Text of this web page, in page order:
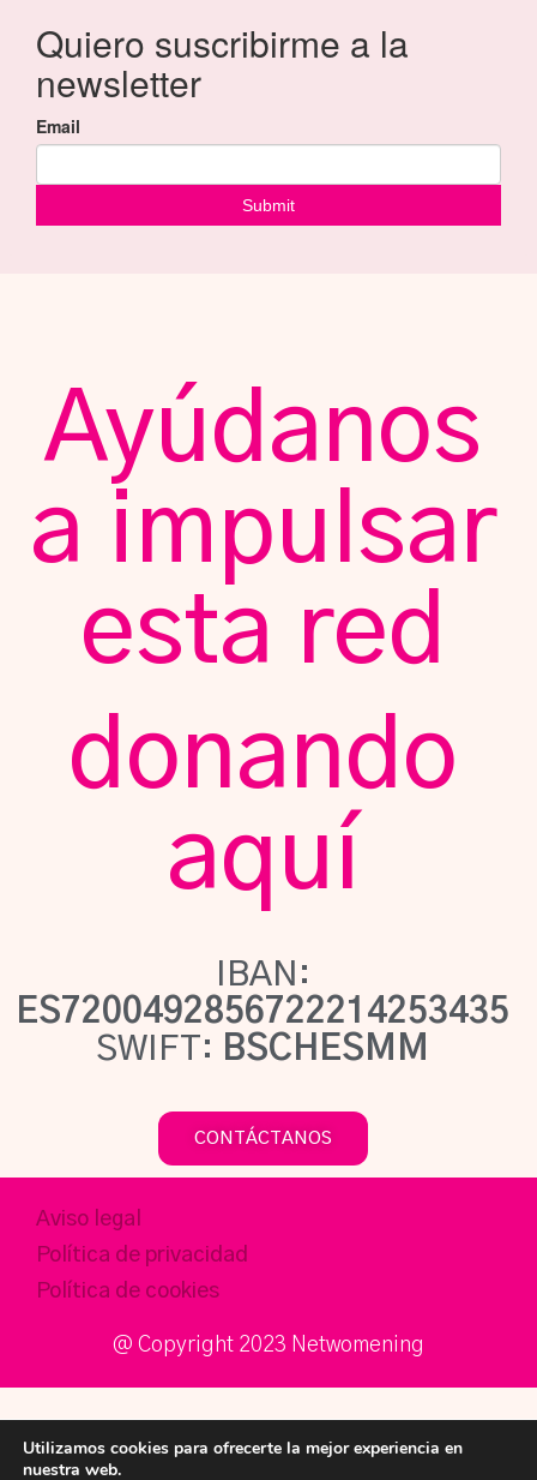
Ayúdanos
a impulsar
esta red
donando
aquí
IBAN:
ES7200492856722214253435
SWIFT: BSCHESMM
CONTÁCTANOS
Aviso legal
Política de privacidad
Política de cookies
@ Copyright 2023 Netwomening​
Utilizamos cookies para ofrecerte la mejor experiencia en
nuestra web.